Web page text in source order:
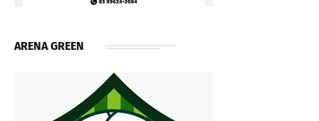
ARENA GREEN